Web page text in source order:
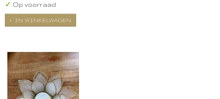
✓ Op voorraad
IN WINKELWAGEN